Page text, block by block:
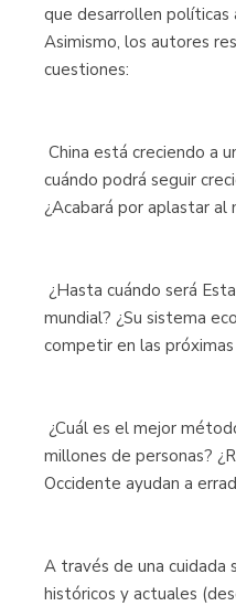
que desarrollen políticas
Asimismo, los autores
cuestiones:
 China está creciendo
cuándo podrá seguir
¿Acabará por aplastar al
 ¿Hasta cuándo será
mundial? ¿Su sistema
competir en las
 ¿Cuál es el mejor
millones de personas?
Occidente ayudan a
A través de una cuidada
históricos y actuales